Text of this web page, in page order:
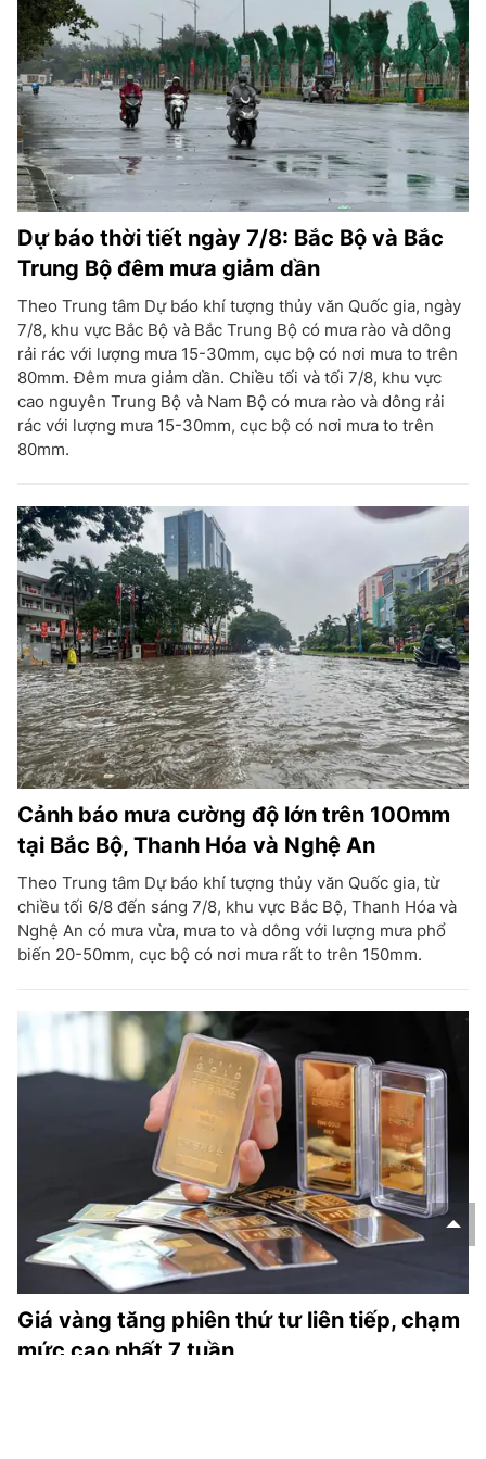
Dự báo thời tiết ngày 7/8: Bắc Bộ và Bắc
Trung Bộ đêm mưa giảm dần
Theo Trung tâm Dự báo khí tượng thủy văn Quốc gia, ngày
7/8, khu vực Bắc Bộ và Bắc Trung Bộ có mưa rào và dông
rải rác với lượng mưa 15-30mm, cục bộ có nơi mưa to trên
80mm. Đêm mưa giảm dần. Chiều tối và tối 7/8, khu vực
cao nguyên Trung Bộ và Nam Bộ có mưa rào và dông rải
rác với lượng mưa 15-30mm, cục bộ có nơi mưa to trên
80mm.
Cảnh báo mưa cường độ lớn trên 100mm
tại Bắc Bộ, Thanh Hóa và Nghệ An
Theo Trung tâm Dự báo khí tượng thủy văn Quốc gia, từ
chiều tối 6/8 đến sáng 7/8, khu vực Bắc Bộ, Thanh Hóa và
Nghệ An có mưa vừa, mưa to và dông với lượng mưa phổ
biến 20-50mm, cục bộ có nơi mưa rất to trên 150mm.
Giá vàng tăng phiên thứ tư liên tiếp, chạm
mức cao nhất 7 tuần